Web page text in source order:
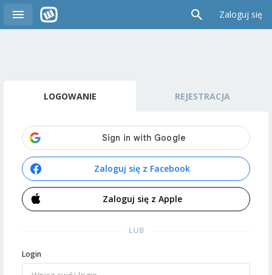
Zaloguj się
LOGOWANIE REJESTRACJA
Zaloguj się z Facebook
Zaloguj się z Apple
LUB
Login